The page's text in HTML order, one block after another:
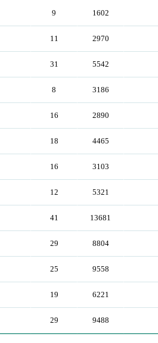
9 1602
11 2970
31 5542
8 3186
16 2890
18 4465
16 3103
12 5321
41 13681
29 8804
25 9558
19 6221
29 9488